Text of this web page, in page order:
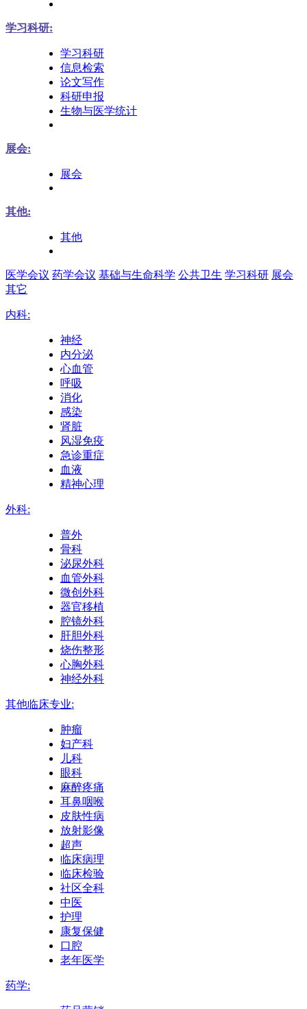
学习科研:
学习科研
信息检索
论文写作
科研申报
生物与医学统计
展会:
展会
其他:
其他
医学会议 药学会议 基础与生命科学 公共卫生 学习科研 展会
其它
内科:
神经
内分泌
心血管
呼吸
消化
感染
肾脏
风湿免疫
急诊重症
血液
精神心理
外科:
普外
骨科
泌尿外科
血管外科
微创外科
器官移植
腔镜外科
肝胆外科
烧伤整形
心胸外科
神经外科
其他临床专业:
肿瘤
妇产科
儿科
眼科
麻醉疼痛
耳鼻咽喉
皮肤性病
放射影像
超声
临床病理
临床检验
社区全科
中医
护理
康复保健
口腔
老年医学
药学: